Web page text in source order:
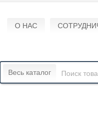
О НАС
Весь каталог